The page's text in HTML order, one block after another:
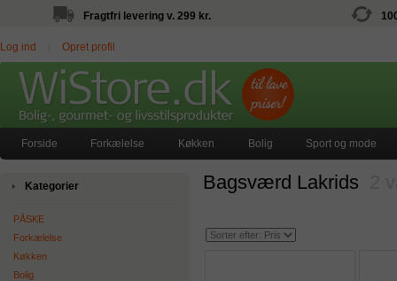
Fragtfri levering v. 299 kr.
Log ind Opret profil
Forside Forkælelse Køkken Bolig Sport og mode
Kategorier
PÅSKE
Forkælelse
Køkken
Bolig
Bagsværd Lakrids